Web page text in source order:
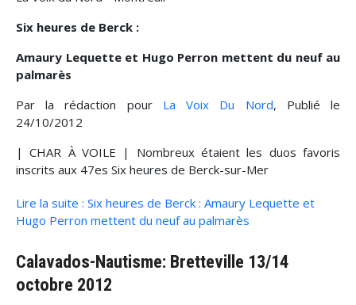
Six heures de Berck :
Amaury Lequette et Hugo Perron mettent du neuf au
palmarès
Par la rédaction pour La Voix Du Nord, Publié le
24/10/2012
| CHAR À VOILE | Nombreux étaient les duos favoris
inscrits aux 47es Six heures de Berck-sur-Mer
Lire la suite : Six heures de Berck : Amaury Lequette et
Hugo Perron mettent du neuf au palmarès
Calavados-Nautisme: Bretteville 13/14
octobre 2012